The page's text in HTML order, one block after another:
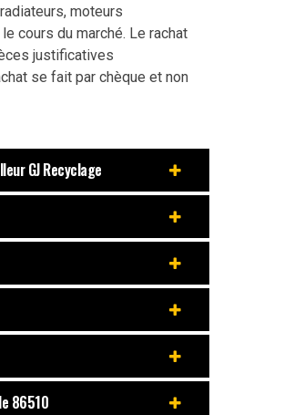
moteurs
cours du marché. Le rachat
justificatives
se fait par chèque et non
GJ Recyclage
86510